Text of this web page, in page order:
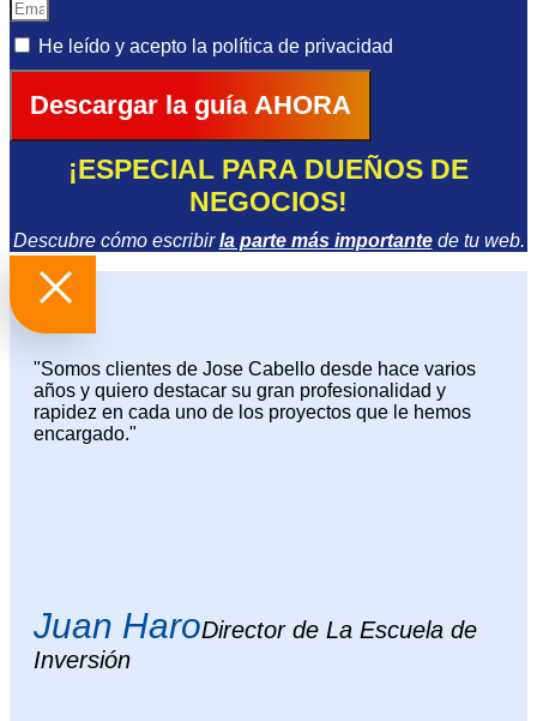
He leído y acepto la política de privacidad
Descargar la guía AHORA
¡ESPECIAL PARA DUEÑOS DE
NEGOCIOS!
Descubre cómo escribirla parte más importantede tu web.
"Somos clientes de Jose Cabello desde hace varios
años y quiero destacar su gran profesionalidad y
rapidez en cada uno de los proyectos que le hemos
encargado."
Juan HaroDirector de La Escuela de
Inversión